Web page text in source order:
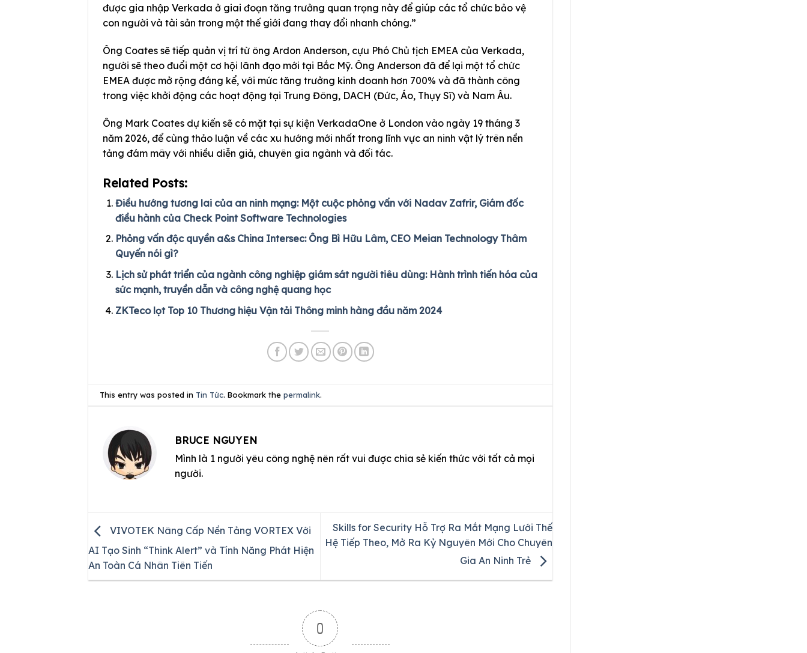
được gia nhập Verkada ở giai đoạn tăng trưởng quan trọng này để giúp các tổ chức bảo vệ
con người và tài sản trong một thế giới đang thay đổi nhanh chóng.”
Ông Coates sẽ tiếp quản vị trí từ ông Ardon Anderson, cựu Phó Chủ tịch EMEA của Verkada,
người sẽ theo đuổi một cơ hội lãnh đạo mới tại Bắc Mỹ. Ông Anderson đã để lại một tổ chức
EMEA được mở rộng đáng kể, với mức tăng trưởng kinh doanh hơn 700% và đã thành công
trong việc khởi động các hoạt động tại Trung Đông, DACH (Đức, Áo, Thụy Sĩ) và Nam Âu.
Ông Mark Coates dự kiến sẽ có mặt tại sự kiện VerkadaOne ở London vào ngày 19 tháng 3
năm 2026, để cùng thảo luận về các xu hướng mới nhất trong lĩnh vực an ninh vật lý trên nền
tảng đám mây với nhiều diễn giả, chuyên gia ngành và đối tác.
Related Posts:
Điều hướng tương lai của an ninh mạng: Một cuộc phỏng vấn với Nadav Zafrir, Giám đốc
điều hành của Check Point Software Technologies
Phỏng vấn độc quyền a&s China Intersec: Ông Bì Hữu Lâm, CEO Meian Technology Thâm
Quyến nói gì?
Lịch sử phát triển của ngành công nghiệp giám sát người tiêu dùng: Hành trình tiến hóa của
sức mạnh, truyền dẫn và công nghệ quang học
ZKTeco lọt Top 10 Thương hiệu Vận tải Thông minh hàng đầu năm 2024
This entry was posted in Tin Tức. Bookmark thepermalink.
BRUCE NGUYEN
Mình là 1 người yêu công nghệ nên rất vui được chia sẻ kiến thức với tất cả mọi
người.
VIVOTEK Nâng Cấp Nền Tảng VORTEX Với
AI Tạo Sinh “Think Alert” và Tính Năng Phát Hiện
An Toàn Cá Nhân Tiên Tiến
Skills for Security Hỗ Trợ Ra Mắt Mạng Lưới Thế
Hệ Tiếp Theo, Mở Ra Kỷ Nguyên Mới Cho Chuyên
Gia An Ninh Trẻ
0